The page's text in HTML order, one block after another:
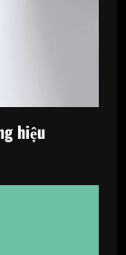
hiệu